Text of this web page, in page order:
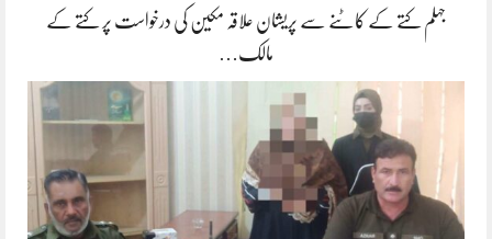
جہلم کتے کے کاٹنے سے پریشان علاقہ مکین کی درخواست پر کتے کے
مالک…